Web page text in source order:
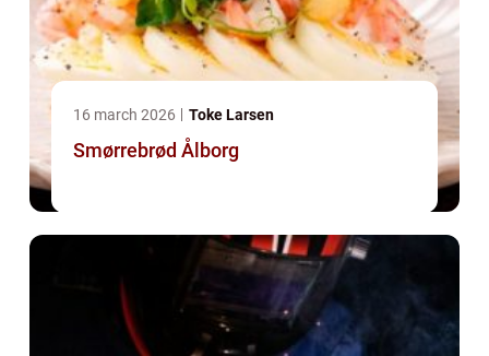
16 march 2026 Toke Larsen
Smørrebrød Ålborg